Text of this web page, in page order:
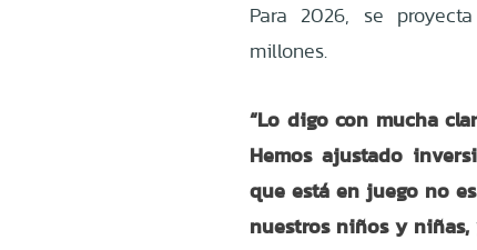
Para 2026, se
millones.
“Lo digo con mucha
Hemos ajustado
que está en juego no
nuestros niños y niñas,